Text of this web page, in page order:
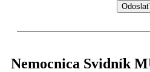
Nemocnica Svidník